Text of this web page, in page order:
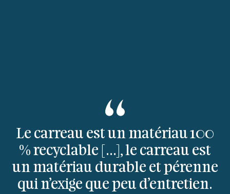
Le carreau est un matériau 100
% recyclable [...], le carreau est
un matériau durable et pérenne
qui n’exige que peu d’entretien.